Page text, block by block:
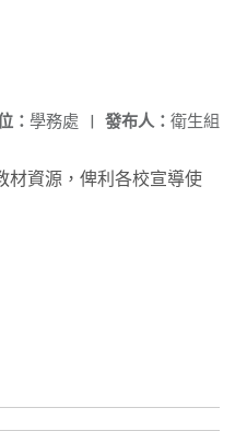
發布人： 衛生組
： 學務處 |
材資源，俾利各校宣導使